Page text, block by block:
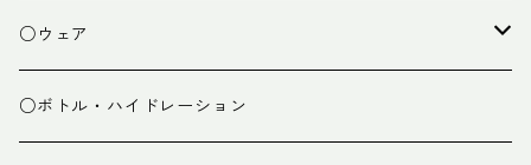
焚き火小物
○ウェア
ミドルレイヤー
○ボトル・ハイドレーション